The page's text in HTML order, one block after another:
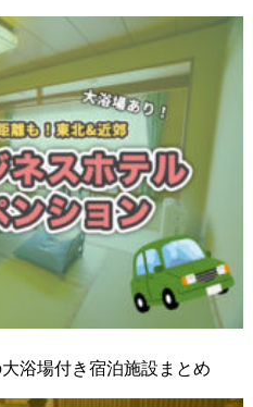
浴場付き宿泊施設まとめ